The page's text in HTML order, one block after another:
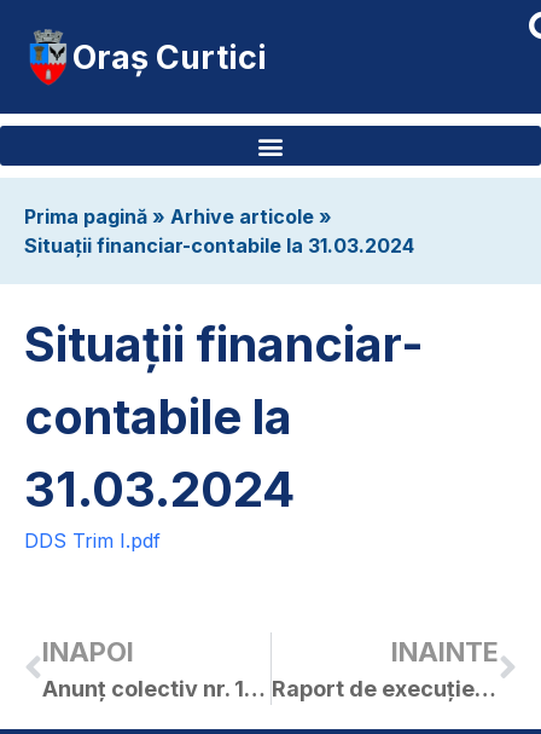
Oraș Curtici
Prima pagină » Arhive articole »
Situații financiar-contabile la 31.03.2024
Situații financiar-
contabile la
31.03.2024
DDS Trim I.pdf
INAPOI
Anunț colectiv nr. 11615 / 03.04.2024
INAINTE
Raport de execuție bugetară la 31.03.2024